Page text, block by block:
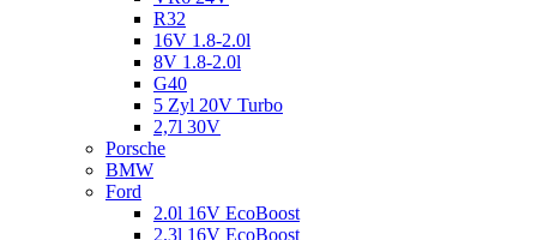
R32
16V 1.8-2.0l
8V 1.8-2.0l
G40
5 Zyl 20V Turbo
2,7l 30V
Porsche
BMW
Ford
2.0l 16V EcoBoost
2.3l 16V EcoBoost